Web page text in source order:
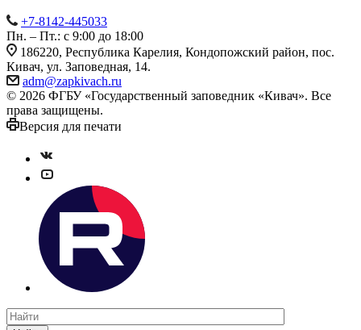
+7-8142-445033
Пн. – Пт.: с 9:00 до 18:00
186220, Республика Карелия, Кондопожский район, пос.
Кивач, ул. Заповедная, 14.
adm@zapkivach.ru
© 2026 ФГБУ «Государственный заповедник «Кивач». Все
права защищены.
Версия для печати